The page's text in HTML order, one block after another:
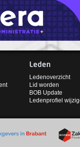
Leden
Ledenoverzicht
Lid worden
BOB Update
Ledenprofiel